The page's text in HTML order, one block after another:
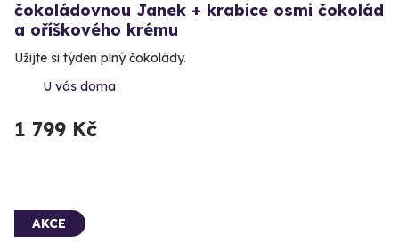
čokoládovnou Janek + krabice osmi čokolád
a oříškového krému
Užijte si týden plný čokolády.
U vás doma
1 799 Kč
AKCE